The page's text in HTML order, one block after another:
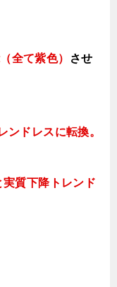
全て紫色）
させ
ンドレスに転換。
質下降トレンド